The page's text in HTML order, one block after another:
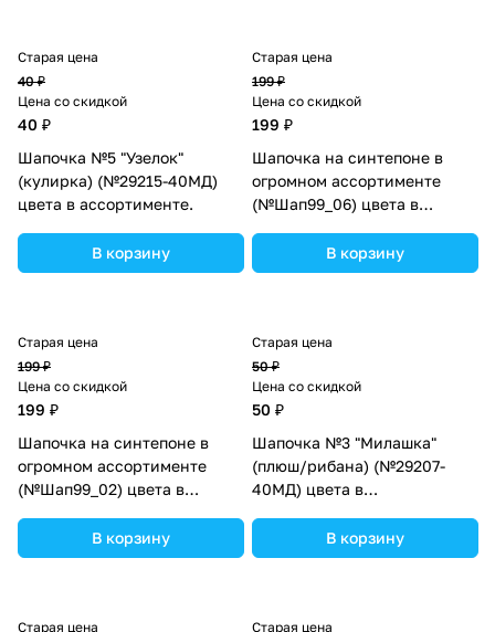
Старая цена
40 ₽
Цена со скидкой
40 ₽
Шапочка №5 "Узелок"
(кулирка) (№29215-40МД)
цвета в ассортименте.
В корзину
Старая цена
199 ₽
Цена со скидкой
199 ₽
Шапочка на синтепоне в
огромном ассортименте
(№Шап99_06) цвета в
В корзину
Старая цена
199 ₽
Цена со скидкой
199 ₽
Шапочка на синтепоне в
огромном ассортименте
(№Шап99_02) цвета в
В корзину
Старая цена
50 ₽
Цена со скидкой
50 ₽
Шапочка №3 "Милашка"
(плюш/рибана) (№29207-
40МД) цвета в
В корзину
Старая цена Старая цена